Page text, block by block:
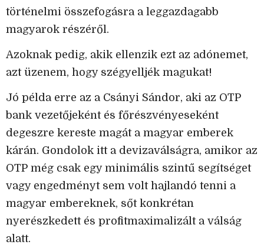
történelmi összefogásra a leggazdagabb
magyarok részéről.
Azoknak pedig, akik ellenzik ezt az adónemet,
azt üzenem, hogy szégyelljék magukat!
Jó példa erre az a Csányi Sándor, aki az OTP
bank vezetőjeként és főrészvényeseként
degeszre kereste magát a magyar emberek
kárán. Gondolok itt a devizaválságra, amikor az
OTP még csak egy minimális szintű segítséget
vagy engedményt sem volt hajlandó tenni a
magyar embereknek, sőt konkrétan
nyerészkedett és profitmaximalizált a válság
alatt.